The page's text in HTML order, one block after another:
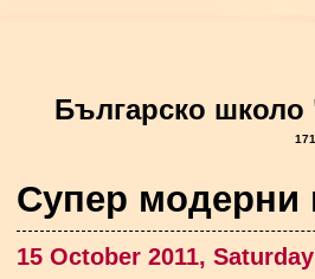
Българско
Супер модерни
15 October 2011, Saturday